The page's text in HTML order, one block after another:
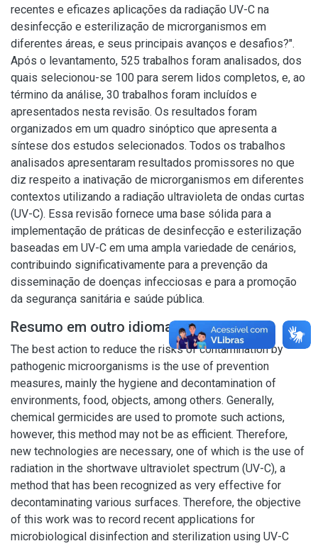
recentes e eficazes aplicações da radiação UV-C na
desinfecção e esterilização de microrganismos em
diferentes áreas, e seus principais avanços e desafios?".
Após o levantamento, 525 trabalhos foram analisados, dos
quais selecionou-se 100 para serem lidos completos, e, ao
término da análise, 30 trabalhos foram incluídos e
apresentados nesta revisão. Os resultados foram
organizados em um quadro sinóptico que apresenta a
síntese dos estudos selecionados. Todos os trabalhos
analisados apresentaram resultados promissores no que
diz respeito a inativação de microrganismos em diferentes
contextos utilizando a radiação ultravioleta de ondas curtas
(UV-C). Essa revisão fornece uma base sólida para a
implementação de práticas de desinfecção e esterilização
baseadas em UV-C em uma ampla variedade de cenários,
contribuindo significativamente para a prevenção da
disseminação de doenças infecciosas e para a promoção
da segurança sanitária e saúde pública.
Resumo em outro idioma
The best action to reduce the risks of contamination by
pathogenic microorganisms is the use of prevention
measures, mainly the hygiene and decontamination of
environments, food, objects, among others. Generally,
chemical germicides are used to promote such actions,
however, this method may not be as efficient. Therefore,
new technologies are necessary, one of which is the use of
radiation in the shortwave ultraviolet spectrum (UV-C), a
method that has been recognized as very effective for
decontaminating various surfaces. Therefore, the objective
of this work was to record recent applications for
microbiological disinfection and sterilization using UV-C